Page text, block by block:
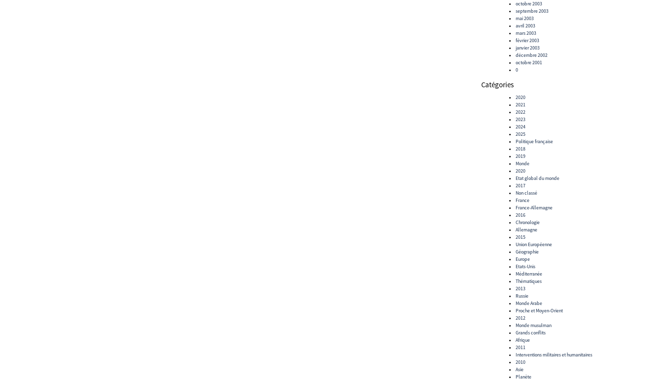
octobre 2003
septembre 2003
mai 2003
avril 2003
mars 2003
février 2003
janvier 2003
décembre 2002
octobre 2001
0
Catégories
2020
2021
2022
2023
2024
2025
Politique française
2018
2019
Monde
2020
Etat global du monde
2017
Non classé
France
France-Allemagne
2016
Chronologie
Allemagne
2015
Union Européenne
Géographie
Europe
Etats-Unis
Méditerranée
Thématiques
2013
Russie
Monde Arabe
Proche et Moyen-Orient
2012
Monde musulman
Grands conflits
Afrique
2011
Interventions militaires et humanitaires
2010
Asie
Planète